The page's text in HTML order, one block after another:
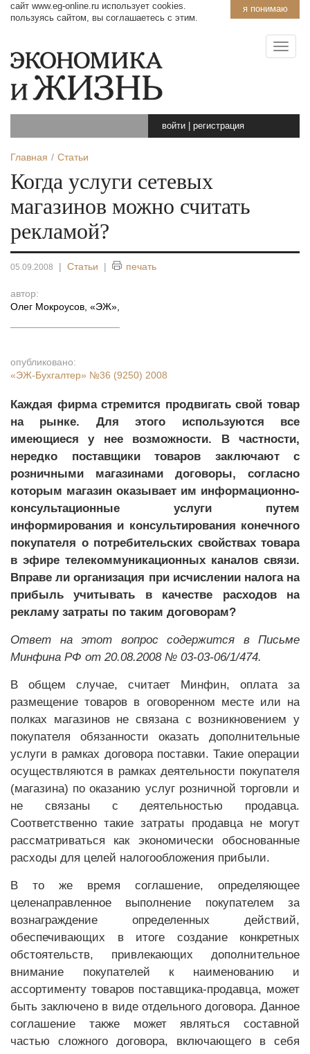
я понимаю
сайт www.eg-online.ru использует cookies.
пользуясь сайтом, вы соглашаетесь с этим.
войти регистрация
Главная Статьи
Когда услуги сетевых
магазинов можно считать
рекламой?
05.09.2008 | Статьи | печать
автор:
Олег Мокроусов, «ЭЖ»
опубликовано:
«ЭЖ-Бухгалтер» №36 (9250) 2008
Каждая фирма стремится продвигать свой товар
на рынке. Для этого используются все
имеющиеся у нее возможности. В частности,
нередко поставщики товаров заключают с
розничными магазинами договоры, согласно
которым магазин оказывает им информационно-
консультационные услуги путем
информирования и консультирования конечного
покупателя о потребительских свойствах товара
в эфире телекоммуникационных каналов связи.
Вправе ли организация при исчислении налога на
прибыль учитывать в качестве расходов на
рекламу затраты по таким договорам?
Ответ на этот вопрос содержится в Письме
Минфина РФ от 20.08.2008 № 03-03-06/1/474.
В общем случае, считает Минфин, оплата за
размещение товаров в оговоренном месте или на
полках магазинов не связана с возникновением у
покупателя обязанности оказать дополнительные
услуги в рамках договора поставки. Такие операции
осуществляются в рамках деятельности покупателя
(магазина) по оказанию услуг розничной торговли и
не связаны с деятельностью продавца.
Соответственно такие затраты продавца не могут
рассматриваться как экономически обоснованные
расходы для целей налогообложения прибыли.
В то же время соглашение, определяющее
целенаправленное выполнение покупателем за
вознаграждение определенных действий,
обеспечивающих в итоге создание конкретных
обстоятельств, привлекающих дополнительное
внимание покупателей к наименованию и
ассортименту товаров поставщика-продавца, может
быть заключено в виде отдельного договора. Данное
соглашение также может являться составной
частью сложного договора, включающего в себя